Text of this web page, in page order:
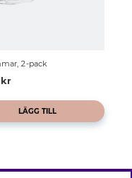
2-pack
kr
LÄGG TILL